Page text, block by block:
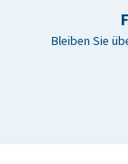
Bleiben Sie